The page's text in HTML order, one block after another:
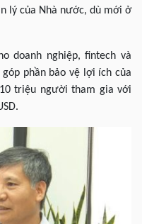
lý của Nhà nước, dù mới ở
doanh nghiệp, fintech và
phần bảo vệ lợi ích của
triệu người tham gia với